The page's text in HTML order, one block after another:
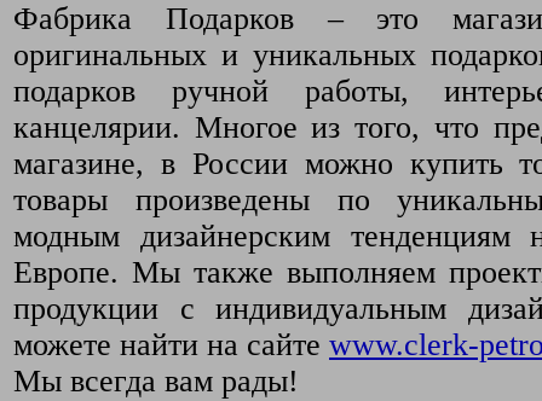
Фабрика Подарков – это
оригинальных и уникальных
подарков ручной работы,
канцелярии. Многое из того, что
магазине, в России можно купить
товары произведены по
модным дизайнерским тенденциям
Европе. Мы также выполняем
продукции с индивидуальным
можете найти на сайте www.clerk-
Мы всегда вам рады!